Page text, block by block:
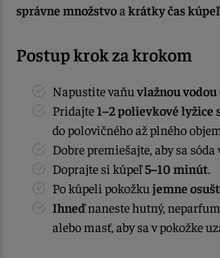
správne množstvoa krátky čas
Postup krok za krokom
Napustite vaňuvlažnou vodou
Pridajte1–2 polievkové lyžice
do polovičného až plného
Dobre premiešajte, aby sa sóda
Doprajte si kúpeľ5–10 minút
Po kúpeli pokožku jemne
Ihneďnaneste hutný,
alebo masť, aby sa v pokožke